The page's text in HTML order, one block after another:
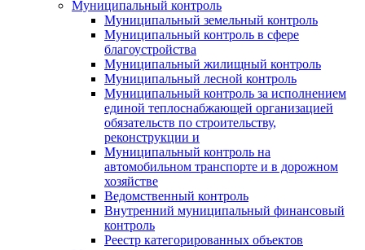
Муниципальный контроль
Муниципальный земельный контроль
Муниципальный контроль в сфере
благоустройства
Муниципальный жилищный контроль
Муниципальный лесной контроль
Муниципальный контроль за исполнением
единой теплоснабжающей организацией
обязательств по строительству,
реконструкции и
Муниципальный контроль на
автомобильном транспорте и в дорожном
хозяйстве
Ведомственный контроль
Внутренний муниципальный финансовый
контроль
Реестр категорированных объектов